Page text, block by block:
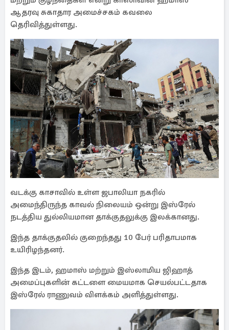
ஆதரவு சுகாதார அமைச்சகம் கவலை
தெரிவித்துள்ளது.
வடக்கு காசாவில் உள்ள ஜபாலியா நகரில்
அமைந்திருந்த காவல் நிலையம் ஒன்று இஸ்ரேல்
நடத்திய துல்லியமான தாக்குதலுக்கு இலக்கானது.
இந்த தாக்குதலில் குறைந்தது 10 பேர் பரிதாபமாக
உயிரிழந்தனர்.
இந்த இடம், ஹமாஸ் மற்றும் இஸ்லாமிய ஜிஹாத்
அமைப்புகளின் கட்டளை மையமாக செயல்பட்டதாக
இஸ்ரேல் ராணுவம் விளக்கம் அளித்துள்ளது.